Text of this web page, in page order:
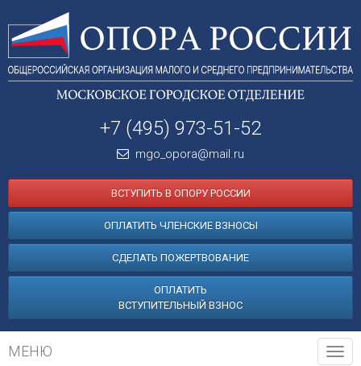
+7 (495) 973-51-52
mgo_opora@mail.ru
ВСТУПИТЬ В ОПОРУ РОССИИ
ОПЛАТИТЬ ЧЛЕНСКИЕ ВЗНОСЫ
СДЕЛАТЬ ПОЖЕРТВОВАНИЕ
ОПЛАТИТЬ
ВСТУПИТЕЛЬНЫЙ ВЗНОС
МЕНЮ